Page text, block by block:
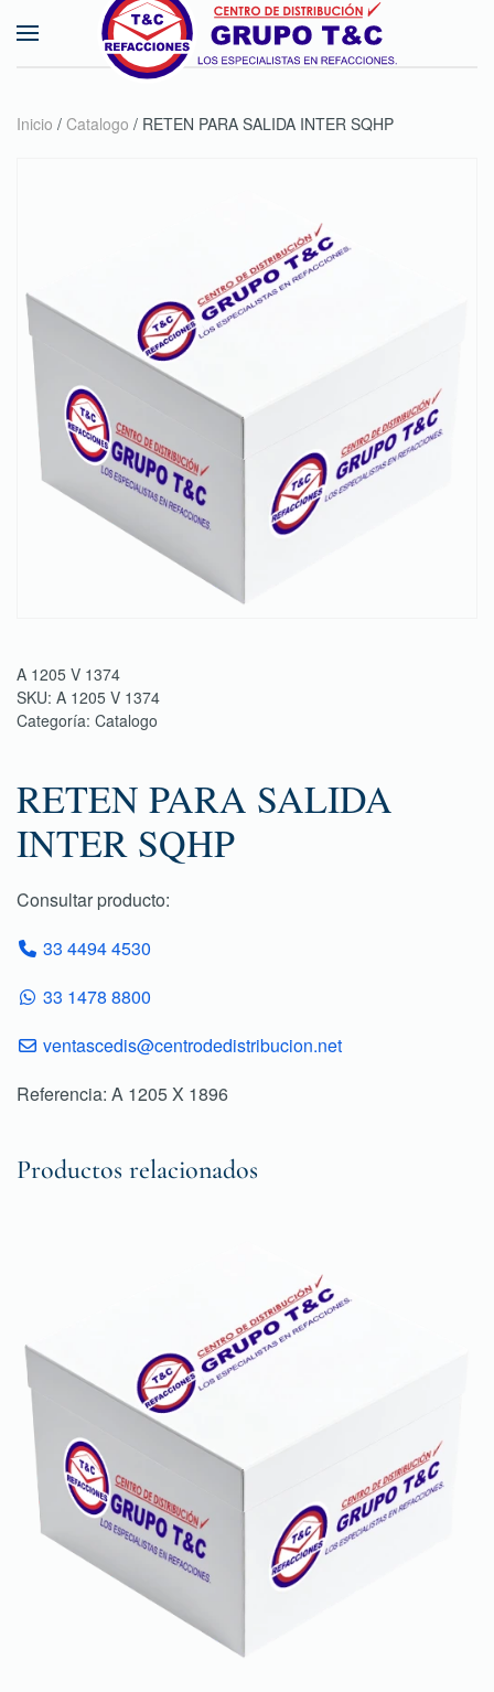
Skip to main content
Inicio / Catalogo / RETEN PARA SALIDA INTER SQHP
A 1205 V 1374
SKU: A 1205 V 1374
Categoría: Catalogo
RETEN PARA SALIDA
INTER SQHP
Consultar producto:
33 4494 4530
33 1478 8800
ventascedis@centrodedistribucion.net
Referencia: A 1205 X 1896
Productos relacionados